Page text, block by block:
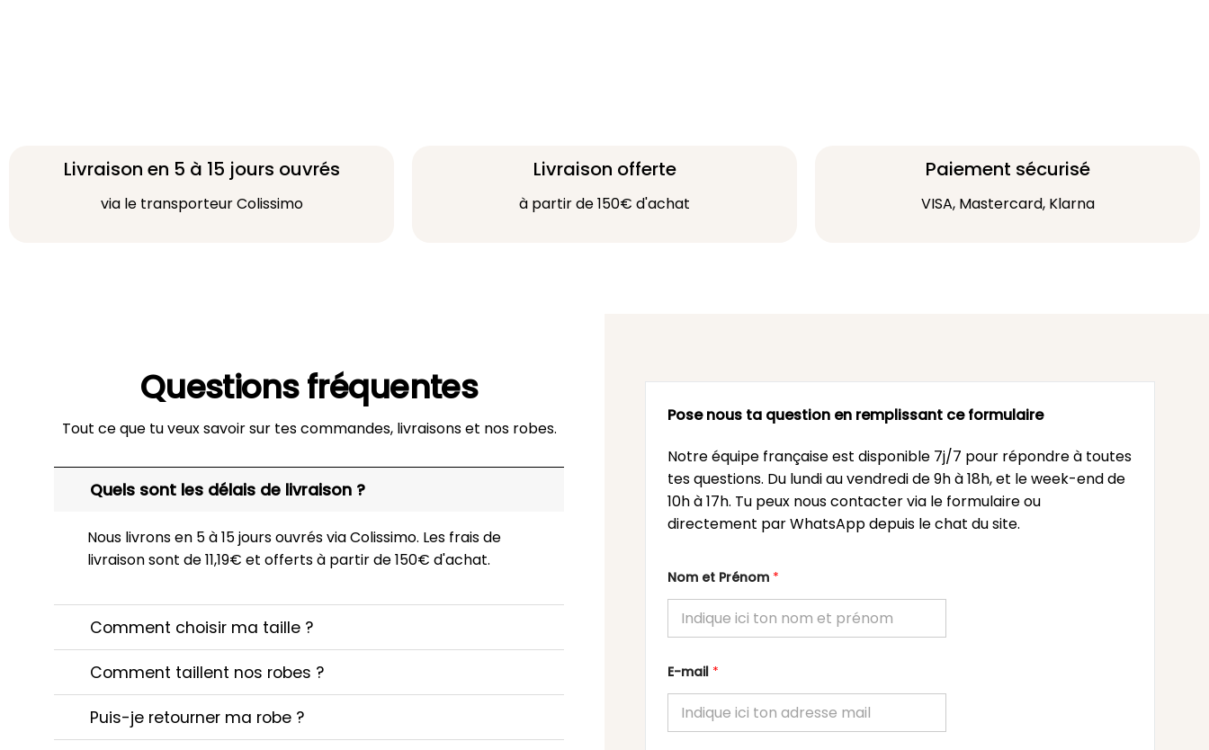
Livraison en 5 à 15 jours ouvrés
via le transporteur Colissimo
Livraison offerte
à partir de 150€ d'achat
Paiement sécurisé
VISA, Mastercard, Klarna
Questions fréquentes
Tout ce que tu veux savoir sur tes commandes, livraisons et nos robes.
Quels sont les délais de livraison ?
Nous livrons en 5 à 15 jours ouvrés via Colissimo. Les frais de
livraison sont de 11,19€ et offerts à partir de 150€ d'achat.
Comment choisir ma taille ?
Comment taillent nos robes ?
Puis-je retourner ma robe ?
Pose nous ta question en remplissant ce formulaire
Notre équipe française est disponible 7j/7 pour répondre à toutes
tes questions. Du lundi au vendredi de 9h à 18h, et le week-end de
10h à 17h. Tu peux nous contacter via le formulaire ou
directement par WhatsApp depuis le chat du site.
Nom et Prénom *
E-mail *